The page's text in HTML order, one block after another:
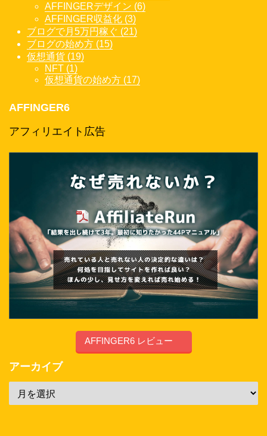
AFFINGERデザイン (6)
AFFINGER収益化 (3)
ブログで月5万円稼ぐ (21)
ブログの始め方 (15)
仮想通貨 (19)
NFT (1)
仮想通貨の始め方 (17)
AFFINGER6
アフィリエイト広告
AFFINGER6 レビュー
アーカイブ